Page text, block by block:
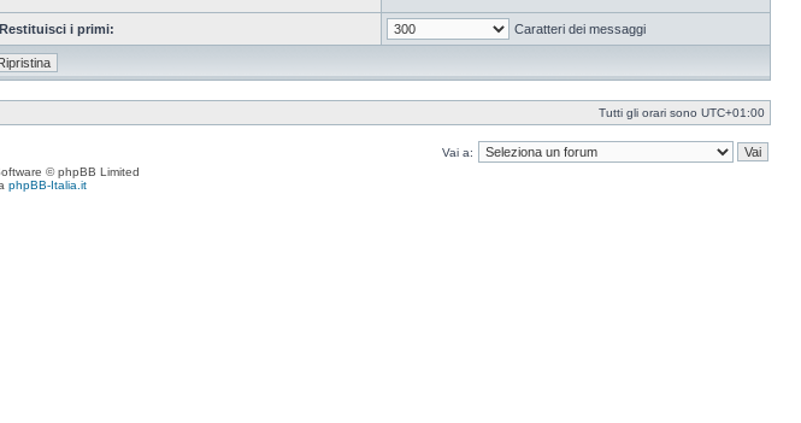
Restituisci i primi: Caratteri dei messaggi
Tutti gli orari sono UTC+01:00
Vai a:
© phpBB Limited
phpBB-Italia.it